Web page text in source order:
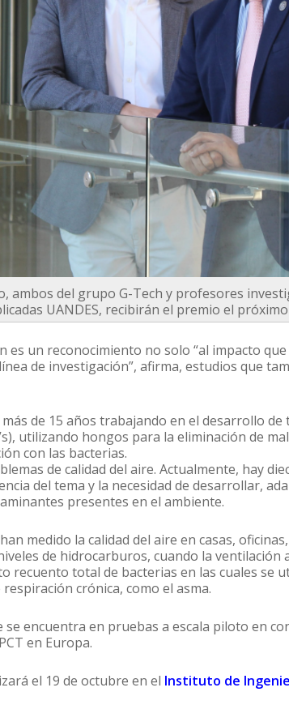
del grupo G-Tech y profesores
UANDES, recibirán el premio el
un reconocimiento no solo “al impacto
de investigación”, afirma, estudios que
más de 15 años trabajando en el desarrollo
utilizando hongos para la eliminación de
con las bacterias.
de calidad del aire. Actualmente, hay
del tema y la necesidad de desarrollar,
presentes en el ambiente.
medido la calidad del aire en casas,
de hidrocarburos, cuando la ventilación
recuento total de bacterias en las cuales se
crónica, como el asma.
encuentra en pruebas a escala piloto en
en Europa.
el 19 de octubre en el Instituto de